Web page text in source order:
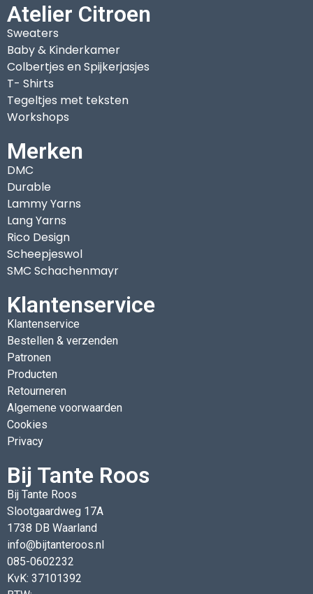
Atelier Citroen
Sweaters
Baby & Kinderkamer
Colbertjes en Spijkerjasjes
T- Shirts
Tegeltjes met teksten
Workshops
Merken
DMC
Durable
Lammy Yarns
Lang Yarns
Rico Design
Scheepjeswol
SMC Schachenmayr
Klantenservice
Klantenservice
Bestellen & verzenden
Patronen
Producten
Retourneren
Algemene voorwaarden
Cookies
Privacy
Bij Tante Roos
Bij Tante Roos
Slootgaardweg 17A
1738 DB Waarland
info@bijtanteroos.nl
085-0602232
KvK: 37101392